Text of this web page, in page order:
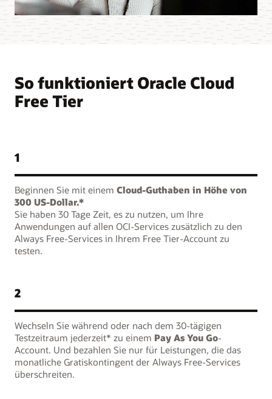
So funktioniert Oracle Cloud
Free Tier
1
Beginnen Sie mit einem Cloud-Guthaben in Höhe von
300 US-Dollar.*
Sie haben 30 Tage Zeit, es zu nutzen, um Ihre
Anwendungen auf allen OCI-Services zusätzlich zu den
Always Free-Services in Ihrem Free Tier-Account zu
testen.
2
Wechseln Sie während oder nach dem 30-tägigen
Testzeitraum jederzeit* zu einem Pay As You Go-
Account. Und bezahlen Sie nur für Leistungen, die das
monatliche Gratiskontingent der Always Free-Services
überschreiten.